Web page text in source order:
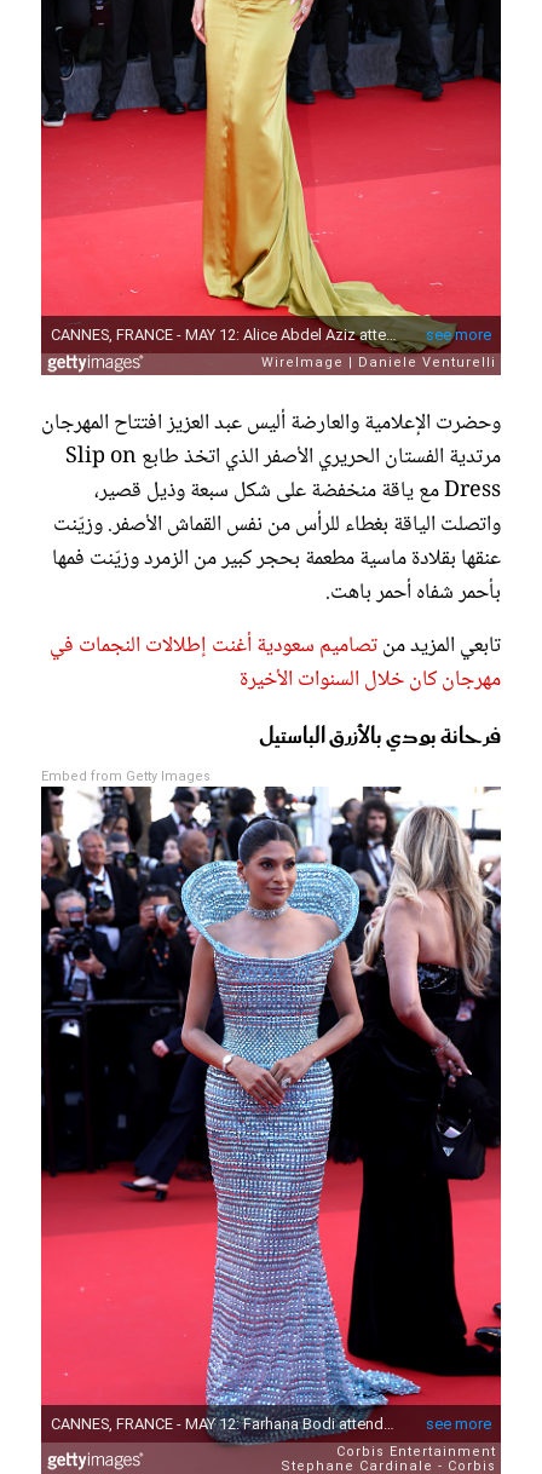
وحضرت الإعلامية والعارضة أليس عبد العزيز افتتاح المهرجان
مرتدية الفستان الحريري الأصفر الذي اتخذ طابع Slip on
Dress مع ياقة منخفضة على شكل سبعة وذيل قصير،
واتصلت الياقة بغطاء للرأس من نفس القماش الأصفر. وزيّنت
عنقها بقلادة ماسية مطعمة بحجر كبير من الزمرد وزيّنت فمها
بأحمر شفاه أحمر باهت.
تابعي المزيد منتصاميم سعودية أغنت إطلالات النجمات في
مهرجان كان خلال السنوات الأخيرة
فرحانة بودي بالأزرق الباستيل
Embed from Getty Images